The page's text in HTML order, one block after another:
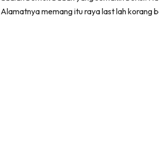
Alamatnya memang itu raya last lah korang